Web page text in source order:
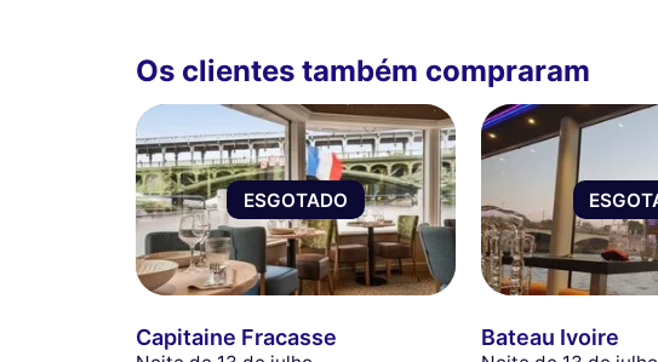
Os clientes também compraram
ESGOTADO
Capitaine Fracasse Bateau Ivoire